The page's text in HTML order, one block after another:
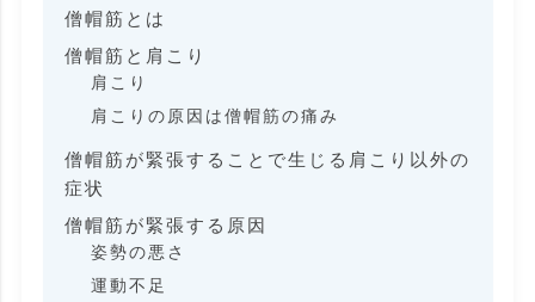
僧帽筋とは
僧帽筋と肩こり
肩こり
肩こりの原因は僧帽筋の痛み
僧帽筋が緊張することで生じる肩こり以外の
症状
僧帽筋が緊張する原因
姿勢の悪さ
運動不足